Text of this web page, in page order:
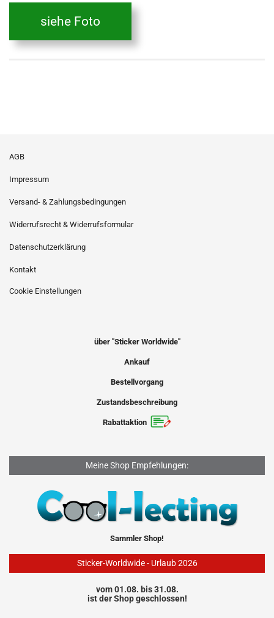
siehe Foto
AGB
Impressum
Versand- & Zahlungsbedingungen
Widerrufsrecht & Widerrufsformular
Datenschutzerklärung
Kontakt
Cookie Einstellungen
über "Sticker Worldwide"
Ankauf
Bestellvorgang
Zustandsbeschreibung
Rabattaktion
Meine Shop Empfehlungen:
Sammler Shop!
Sticker-Worldwide - Urlaub 2026
vom 01.08. bis 31.08.
ist der Shop geschlossen!